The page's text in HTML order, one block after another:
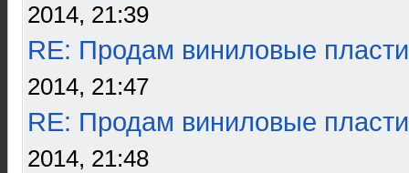
2014, 21:39
RE: Продам виниловые
2014, 21:47
RE: Продам виниловые
2014, 21:48